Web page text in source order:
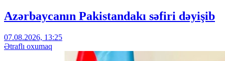
Azərbaycanın Pakistandakı səfiri dəyişib
07.08.2026, 13:25
Ətraflı oxumaq